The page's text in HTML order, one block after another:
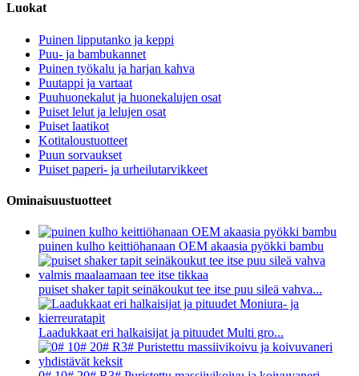
Luokat
Puinen lipputanko ja keppi
Puu- ja bambukannet
Puinen työkalu ja harjan kahva
Puutappi ja vartaat
Puuhuonekalut ja huonekalujen osat
Puiset lelut ja lelujen osat
Puiset laatikot
Kotitaloustuotteet
Puun sorvaukset
Puiset paperi- ja urheilutarvikkeet
Ominaisuustuotteet
puinen kulho keittiöhanaan OEM akaasia pyökki bambu
puiset shaker tapit seinäkoukut tee itse puu sileä vahva...
Laadukkaat eri halkaisijat ja pituudet Multi gro...